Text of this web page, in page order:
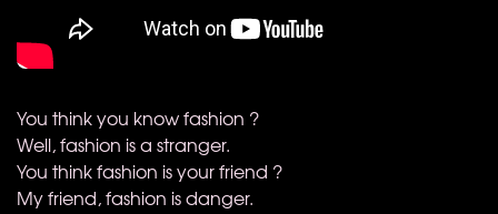
You think you know fashion ?
Well, fashion is a stranger.
You think fashion is your friend ?
My friend, fashion is danger.